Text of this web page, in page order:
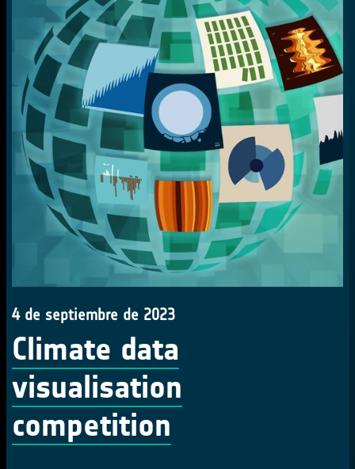
4 de septiembre de 2023
Climate data
visualisation
competition